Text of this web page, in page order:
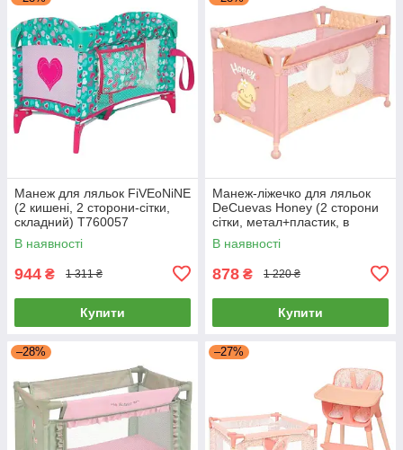
Манеж для ляльок FiVEoNiNE
(2 кишені, 2 сторони-сітки,
складний) T760057
В наявності
944 ₴ 1 311 ₴
Купити
Манеж-ліжечко для ляльок
DeCuevas Honey (2 сторони
сітки, метал+пластик, в
коробці) 50070
В наявності
878 ₴ 1 220 ₴
Купити
–28% –27%